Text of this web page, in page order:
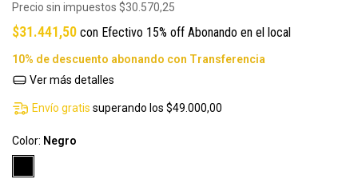
Precio sin impuestos $30.570,25
$31.441,50 con Efectivo 15% off Abonando en el local
Ver más detalles
Envío gratis superando los$49.000,00
Color: Negro